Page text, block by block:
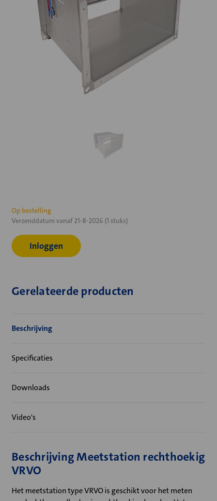
Huidige
voorraad:
Op bestelling
Verzenddatum vanaf 21-8-2026 (1 stuks)
Inloggen
Gerelateerde producten
Beschrijving
Specificaties
Downloads
Video's
Beschrijving Meetstation rechthoekig
VRVO
Het meetstation type VRVO is geschikt voor het meten